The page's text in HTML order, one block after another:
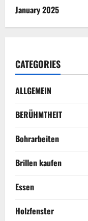
January 2025
CATEGORIES
ALLGEMEIN
BERÜHMTHEIT
Bohrarbeiten
Brillen kaufen
Essen
Holzfenster